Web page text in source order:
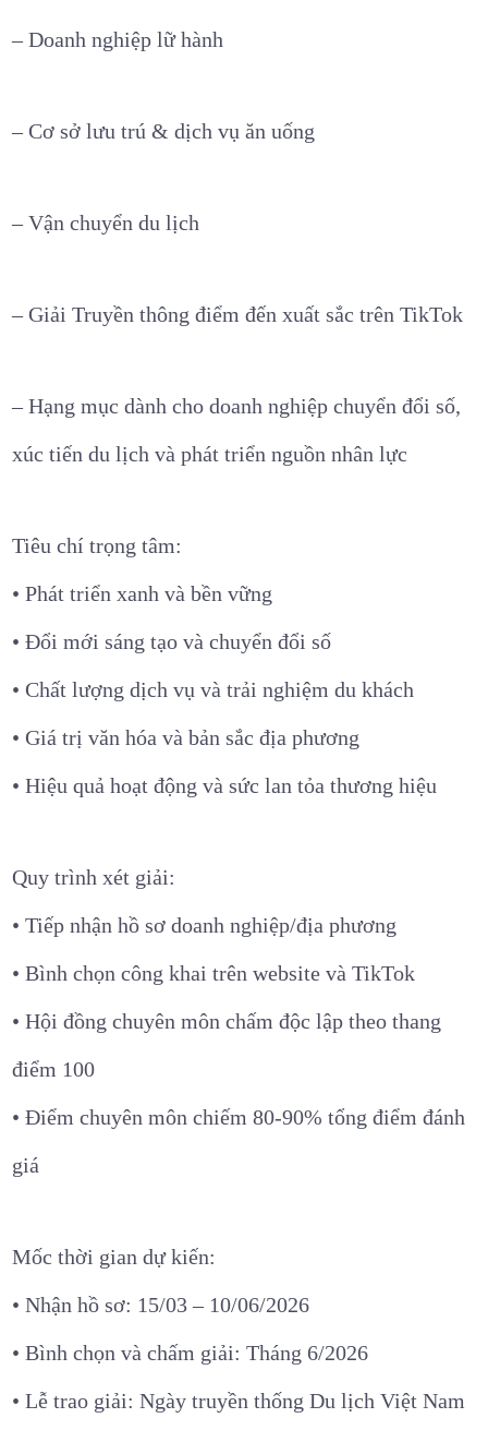
– Doanh nghiệp lữ hành
– Cơ sở lưu trú & dịch vụ ăn uống
– Vận chuyển du lịch
– Giải Truyền thông điểm đến xuất sắc trên TikTok
– Hạng mục dành cho doanh nghiệp chuyển đổi số,
xúc tiến du lịch và phát triển nguồn nhân lực
Tiêu chí trọng tâm:
• Phát triển xanh và bền vững
• Đổi mới sáng tạo và chuyển đổi số
• Chất lượng dịch vụ và trải nghiệm du khách
• Giá trị văn hóa và bản sắc địa phương
• Hiệu quả hoạt động và sức lan tỏa thương hiệu
Quy trình xét giải:
• Tiếp nhận hồ sơ doanh nghiệp/địa phương
• Bình chọn công khai trên website và TikTok
• Hội đồng chuyên môn chấm độc lập theo thang
điểm 100
• Điểm chuyên môn chiếm 80-90% tổng điểm đánh
giá
Mốc thời gian dự kiến:
• Nhận hồ sơ: 15/03 – 10/06/2026
• Bình chọn và chấm giải: Tháng 6/2026
• Lễ trao giải: Ngày truyền thống Du lịch Việt Nam